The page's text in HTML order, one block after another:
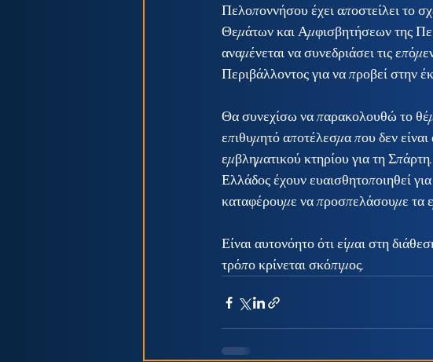
Πελοποννήσου έχει αποστείλει το
Θεμάτων και Αμφισβητήσεων της
αναμένεται να συνεδριάσει τις
Περιβάλλοντος για να προβεί στην
Θα συνεχίσω να παρακολουθώ το
επιθυμητό αποτέλεσμα που δεν
εμβληματικού κτηρίου για τη
Ελλάδος έχουν ευαισθητοποιηθεί
καταφέρουμε να προσπελάσουμε τα
Είναι αυτονόητο ότι είμαι στη
τρόπο κρίνεται σκόπιμος.